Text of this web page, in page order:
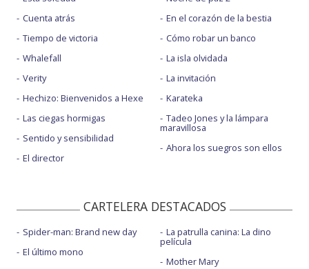
Cuenta atrás
Tiempo de victoria
Whalefall
Verity
Hechizo: Bienvenidos a Hexe
Las ciegas hormigas
Sentido y sensibilidad
El director
En el corazón de la bestia
Cómo robar un banco
La isla olvidada
La invitación
Karateka
Tadeo Jones y la lámpara
maravillosa
Ahora los suegros son ellos
CARTELERA DESTACADOS
Spider-man: Brand new day
El último mono
La patrulla canina: La dino
película
Mother Mary